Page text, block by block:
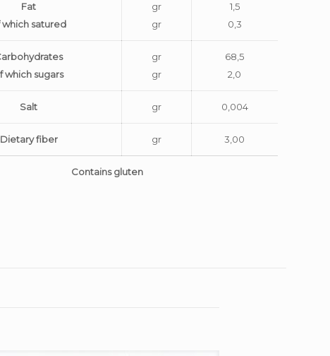
Fat
which satured
gr
gr
1,5
0,3
which sugars
gr
gr
68,5
2,0
Salt gr 0,004
Dietary fiber gr 3,00
Contains gluten